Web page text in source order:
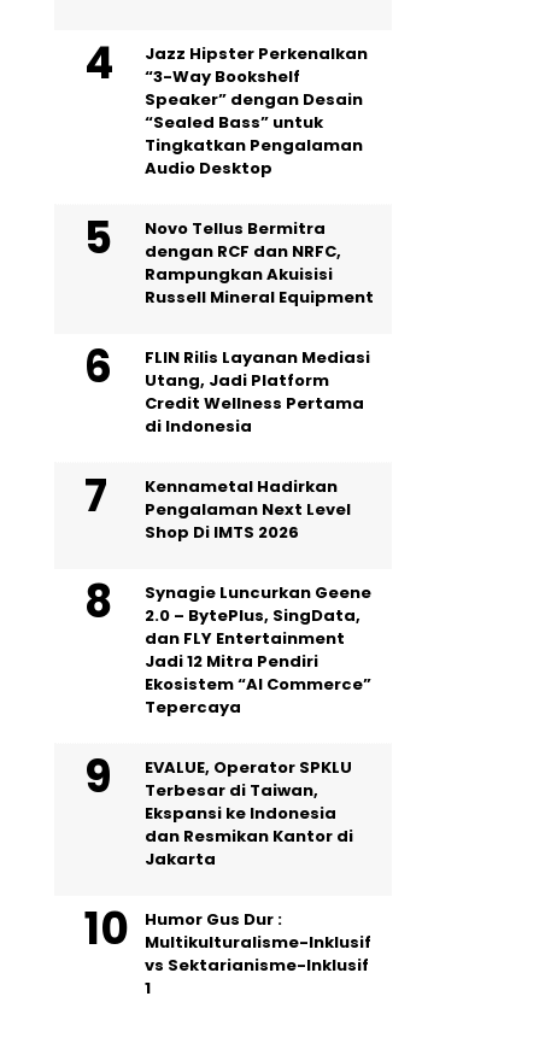
Jazz Hipster Perkenalkan
“3-Way Bookshelf
Speaker” dengan Desain
“Sealed Bass” untuk
Tingkatkan Pengalaman
Audio Desktop
Novo Tellus Bermitra
dengan RCF dan NRFC,
Rampungkan Akuisisi
Russell Mineral Equipment
FLIN Rilis Layanan Mediasi
Utang, Jadi Platform
Credit Wellness Pertama
di Indonesia
Kennametal Hadirkan
Pengalaman Next Level
Shop Di IMTS 2026
Synagie Luncurkan Geene
2.0 – BytePlus, SingData,
dan FLY Entertainment
Jadi 12 Mitra Pendiri
Ekosistem “AI Commerce”
Tepercaya
EVALUE, Operator SPKLU
Terbesar di Taiwan,
Ekspansi ke Indonesia
dan Resmikan Kantor di
Jakarta
Humor Gus Dur :
Multikulturalisme-Inklusif
vs Sektarianisme-Inklusif
1